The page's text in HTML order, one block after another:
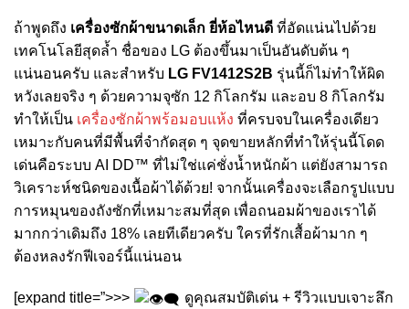
ถ้าพูดถึง เครื่องซักผ้าขนาดเล็ก ยี่ห้อไหนดี ที่อัดแน่นไปด้วย
เทคโนโลยีสุดล้ำ ชื่อของ LG ต้องขึ้นมาเป็นอันดับต้น ๆ
แน่นอนครับ และสำหรับ LG FV1412S2B รุ่นนี้ก็ไม่ทำให้ผิด
หวังเลยจริง ๆ ด้วยความจุซัก 12 กิโลกรัม และอบ 8 กิโลกรัม
ทำให้เป็น เครื่องซักผ้าพร้อมอบแห้ง ที่ครบจบในเครื่องเดียว
เหมาะกับคนที่มีพื้นที่จำกัดสุด ๆ จุดขายหลักที่ทำให้รุ่นนี้โดด
เด่นคือระบบ AI DD™ ที่ไม่ใช่แค่ชั่งน้ำหนักผ้า แต่ยังสามารถ
วิเคราะห์ชนิดของเนื้อผ้าได้ด้วย! จากนั้นเครื่องจะเลือกรูปแบบ
การหมุนของถังซักที่เหมาะสมที่สุด เพื่อถนอมผ้าของเราได้
มากกว่าเดิมถึง 18% เลยทีเดียวครับ ใครที่รักเสื้อผ้ามาก ๆ
ต้องหลงรักฟีเจอร์นี้แน่นอน
[expand title=”>>>
ดูคุณสมบัติเด่น + รีวิวแบบเจาะลึก